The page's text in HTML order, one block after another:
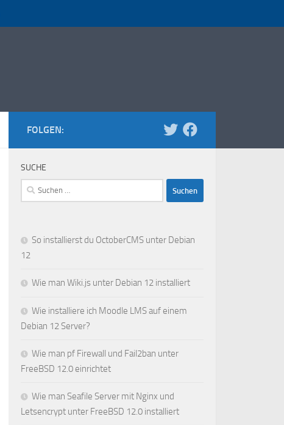
FOLGEN:
SUCHE
Suchen
nach:
So installierst du OctoberCMS unter Debian
12
Wie man Wiki.js unter Debian 12 installiert
Wie installiere ich Moodle LMS auf einem
Debian 12 Server?
Wie man pf Firewall und Fail2ban unter
FreeBSD 12.0 einrichtet
Wie man Seafile Server mit Nginx und
Letsencrypt unter FreeBSD 12.0 installiert